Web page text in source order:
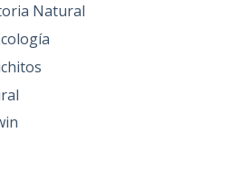
Natural